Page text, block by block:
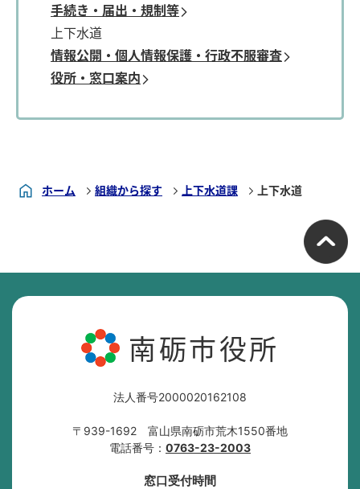
手続き・届出・規制等
上下水道
情報公開・個人情報保護・行政不服審査
役所・窓口案内
ホーム 組織から探す 上下水道課 上下水道
南砺市役所
法人番号2000020162108
〒939-1692 富山県南砺市荒木1550番地
電話番号： 0763-23-2003
窓口受付時間